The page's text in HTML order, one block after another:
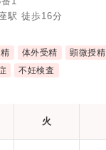
駅 徒歩16分
体外受精 顕微授精
不妊検査
火